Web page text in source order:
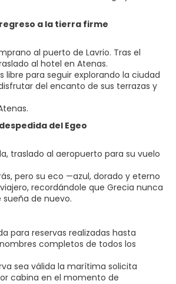
regreso a la tierra firme
al puerto de Lavrio. Tras el
al hotel en Atenas.
libre para seguir explorando la ciudad
del encanto de sus terrazas y
del Egeo
traslado al aeropuerto para su vuelo
pero su eco —azul, dorado y eterno
recordándole que Grecia nunca
sueña de nuevo.
para reservas realizadas hasta
completos de todos los
sea válida la marítima solicita
cabina en el momento de